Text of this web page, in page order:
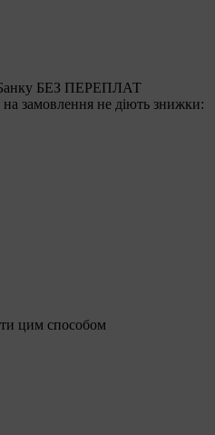
БЕЗ ПЕРЕПЛАТ
замовлення не діють знижки:
цим способом